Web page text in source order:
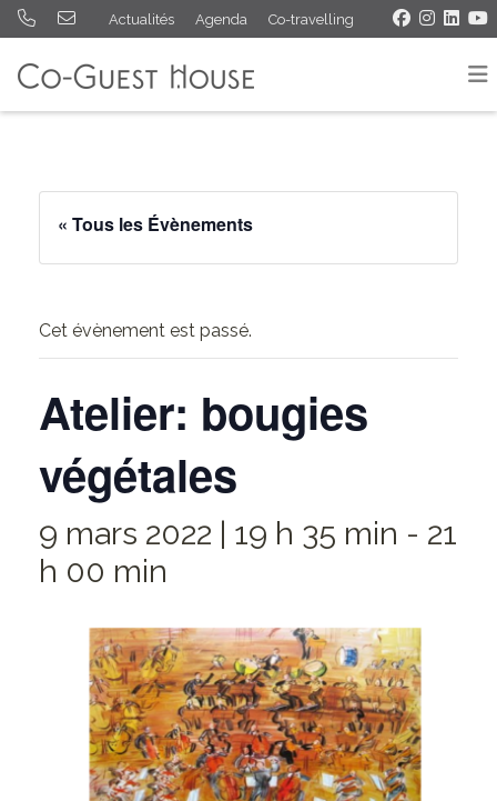
Actualités Agenda Co-travelling
« Tous les Évènements
Cet évènement est passé.
Atelier: bougies
végétales
9 mars 2022 | 19 h 35 min - 21
h 00 min